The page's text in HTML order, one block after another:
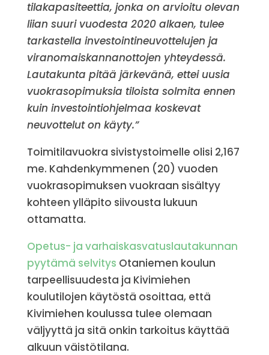
tilakapasiteettia, jonka on arvioitu olevan
liian suuri vuodesta 2020 alkaen, tulee
tarkastella investointineuvottelujen ja
viranomaiskannanottojen yhteydessä.
Lautakunta pitää järkevänä, ettei uusia
vuokrasopimuksia tiloista solmita ennen
kuin investointiohjelmaa koskevat
neuvottelut on käyty.”
Toimitilavuokra sivistystoimelle olisi 2,167
me. Kahdenkymmenen (20) vuoden
vuokrasopimuksen vuokraan sisältyy
kohteen ylläpito siivousta lukuun
ottamatta.
Opetus- ja varhaiskasvatuslautakunnan
pyytämä selvitys Otaniemen koulun
tarpeellisuudesta ja Kivimiehen
koulutilojen käytöstä osoittaa, että
Kivimiehen koulussa tulee olemaan
väljyyttä ja sitä onkin tarkoitus käyttää
alkuun väistötilana.